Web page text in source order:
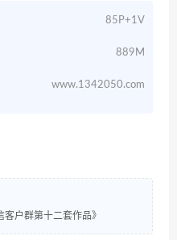
85P+1V
889M
www.1342050.com
户群第十二套作品》